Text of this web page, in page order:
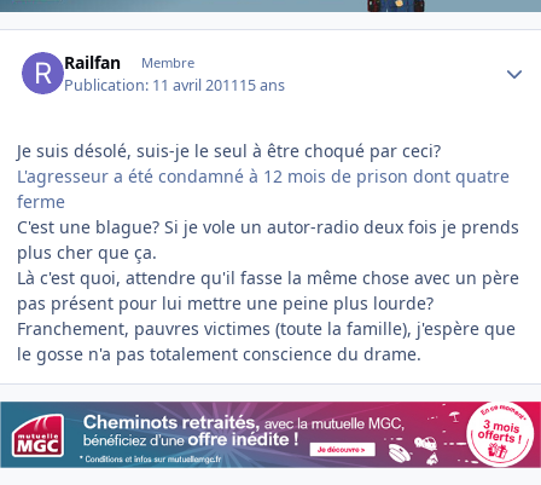
Railfan Membre
Publication: 11 avril 201115 ans
Je suis désolé, suis-je le seul à être choqué par ceci?
L'agresseur a été condamné à 12 mois de prison dont quatre
ferme
C'est une blague? Si je vole un autor-radio deux fois je prends
plus cher que ça.
Là c'est quoi, attendre qu'il fasse la même chose avec un père
pas présent pour lui mettre une peine plus lourde?
Franchement, pauvres victimes (toute la famille), j'espère que
le gosse n'a pas totalement conscience du drame.